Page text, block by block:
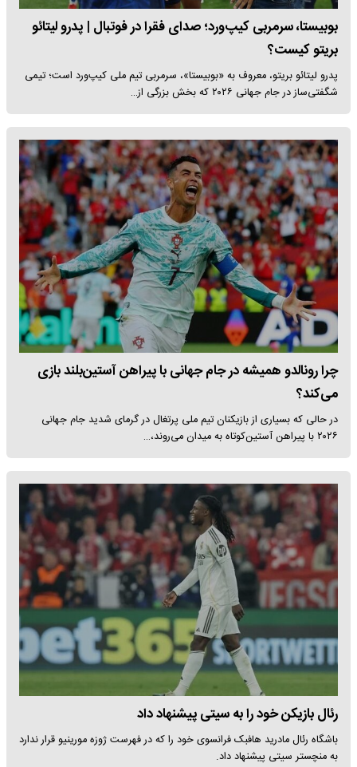
بوبیستا، سرمربی کیپ‌ورد؛ صدای فقرا در فوتبال | پدرو لیتائو
بریتو کیست؟
پدرو لیتائو بریتو، معروف به «بوبیستا»، سرمربی تیم ملی کیپ‌ورد است؛ تیمی
شگفتی‌ساز در جام جهانی ۲۰۲۶ که بخش بزرگی از…
چرا رونالدو همیشه در جام جهانی با پیراهن آستین‌بلند بازی
می‌کند؟
در حالی که بسیاری از بازیکنان تیم ملی پرتغال در گرمای شدید جام جهانی
۲۰۲۶ با پیراهن آستین‌کوتاه به میدان می‌روند،…
رئال بازیکن خود را به سیتی پیشنهاد داد
باشگاه رئال مادرید هافبک فرانسوی خود را که در فهرست ژوزه مورینیو قرار ندارد
به منچستر سیتی پیشنهاد داد.